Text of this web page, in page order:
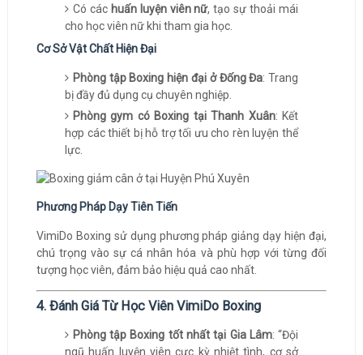
Có các huấn luyện viên nữ, tạo sự thoải mái
cho học viên nữ khi tham gia học.
Cơ Sở Vật Chất Hiện Đại
Phòng tập Boxing hiện đại ở Đống Đa: Trang
bị đầy đủ dụng cụ chuyên nghiệp.
Phòng gym có Boxing tại Thanh Xuân: Kết
hợp các thiết bị hỗ trợ tối ưu cho rèn luyện thể
lực.
Phương Pháp Dạy Tiên Tiến
VimiDo Boxing sử dụng phương pháp giảng dạy hiện đại,
chú trọng vào sự cá nhân hóa và phù hợp với từng đối
tượng học viên, đảm bảo hiệu quả cao nhất.
4. Đánh Giá Từ Học Viên VimiDo Boxing
Phòng tập Boxing tốt nhất tại Gia Lâm: “Đội
ngũ huấn luyện viên cực kỳ nhiệt tình, cơ sở